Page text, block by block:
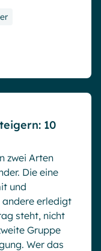
10
zwei Arten
Die eine
und
erledigt
steht, nicht
Gruppe
Wer das